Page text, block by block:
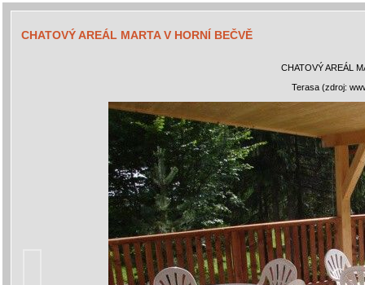
CHATOVÝ AREÁL MARTA V HORNÍ BEČVĚ
CHATOVÝ AREÁL
Terasa (zdroj: